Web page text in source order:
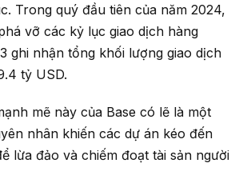
Trong quý đầu tiên của năm 2024,
vỡ các kỷ lục giao dịch hàng
ghi nhận tổng khối lượng giao dịch
tỷ USD.
mẽ này của Base có lẽ là một
nhân khiến các dự án kéo đến
lừa đảo và chiếm đoạt tài sản người